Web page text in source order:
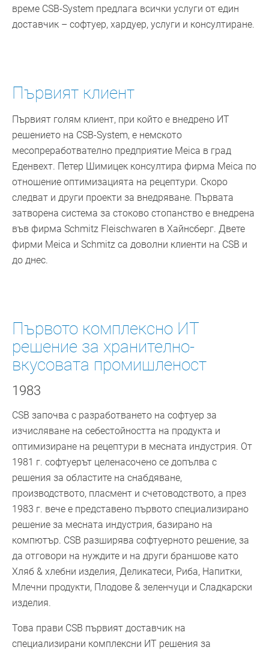
време CSB-System предлага всички услуги от един
доставчик – софтуер, хардуер, услуги и консултиране.
Първият клиент
Първият голям клиент, при който е внедрено ИТ
решението на CSB-System, е немското
месопреработвателно предприятие Meica в град
Еденвехт. Петер Шимицек консултира фирма Meica по
отношение оптимизацията на рецептури. Скоро
следват и други проекти за внедряване. Първата
затворена система за стоково стопанство е внедрена
във фирма Schmitz Fleischwaren в Хайнсберг. Двете
фирми Meica и Schmitz са доволни клиенти на CSB и
до днес.
Първото комплексно ИТ
решение за хранително-
вкусовата промишленост
1983
CSB започва с разработването на софтуер за
изчисляване на себестойността на продукта и
оптимизиране на рецептури в месната индустрия. От
1981 г. софтуерът целенасочено се допълва с
решения за областите на снабдяване,
производството, пласмент и счетоводството, а през
1983 г. вече е представено първото специализирано
решение за месната индустрия, базирано на
компютър. CSB разширява софтуерното решение, за
да отговори на нуждите и на други браншове като
Хляб & хлебни изделия, Деликатеси, Риба, Напитки,
Млечни продукти, Плодове & зеленчуци и Сладкарски
изделия.
Това прави CSB първият доставчик на
специализирани комплексни ИТ решения за